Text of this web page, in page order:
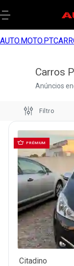
AUTO.MOTO.PT
Carros
Anúncios
Filtro
PRÉMIUM
Citadino